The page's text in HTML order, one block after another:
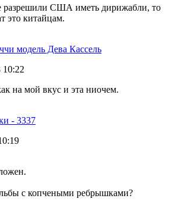
разрешили США иметь дирижабли, то
это китайцам.
модель Дева Кассель
10:22
на мой вкус и эта ниочем.
- 3337
с копчеными ребрышками?